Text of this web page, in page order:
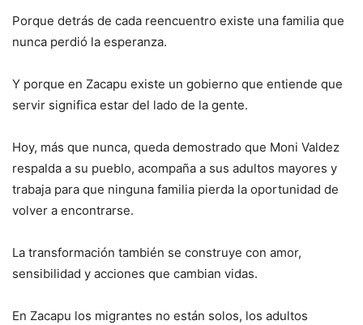
Porque detrás de cada reencuentro existe una familia que
nunca perdió la esperanza.
Y porque en Zacapu existe un gobierno que entiende que
servir significa estar del lado de la gente.
Hoy, más que nunca, queda demostrado que Moni Valdez
respalda a su pueblo, acompaña a sus adultos mayores y
trabaja para que ninguna familia pierda la oportunidad de
volver a encontrarse.
La transformación también se construye con amor,
sensibilidad y acciones que cambian vidas.
En Zacapu los migrantes no están solos, los adultos